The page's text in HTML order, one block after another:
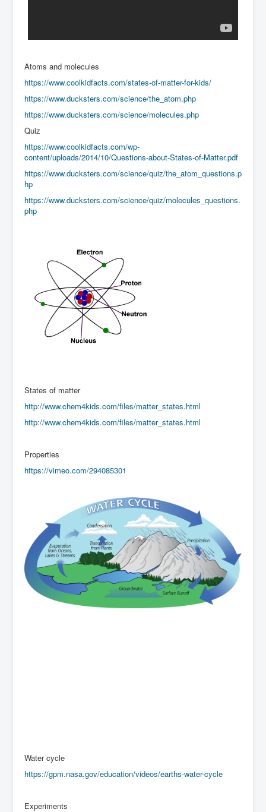
Atoms and molecules
https://www.coolkidfacts.com/states-of-matter-for-kids/
https://www.ducksters.com/science/the_atom.php
https://www.ducksters.com/science/molecules.php
Quiz
https://www.coolkidfacts.com/wp-
content/uploads/2014/10/Questions-about-States-of-Matter.pdf
https://www.ducksters.com/science/quiz/the_atom_questions.p
hp
https://www.ducksters.com/science/quiz/molecules_questions.
php
States of matter
http://www.chem4kids.com/files/matter_states.html
http://www.chem4kids.com/files/matter_states.html
Properties
https://vimeo.com/294085301
Water cycle
https://gpm.nasa.gov/education/videos/earths-water-cycle
Experiments